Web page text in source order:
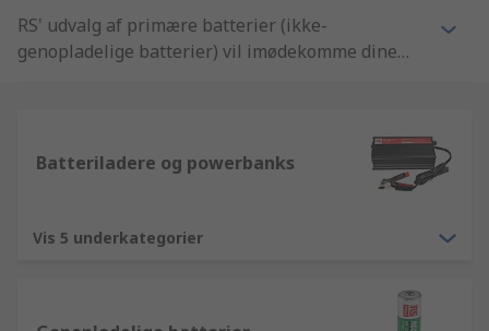
RS' udvalg af primære batterier (ikke-
genopladelige batterier) vil imødekomme dine
egen RS Pro-mærkede serie.
Batteriladere og powerbanks
Vis 5 underkategorier